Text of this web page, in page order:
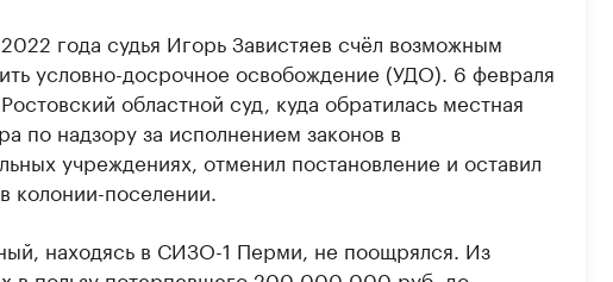
года судья Игорь Завистяев счёл возможным
условно-досрочное освобождение (УДО). 6 февраля
областной суд, куда обратилась местная
по надзору за исполнением законов в
учреждениях, отменил постановление и оставил
колонии-поселении.
находясь в СИЗО-1 Перми, не поощрялся. Из